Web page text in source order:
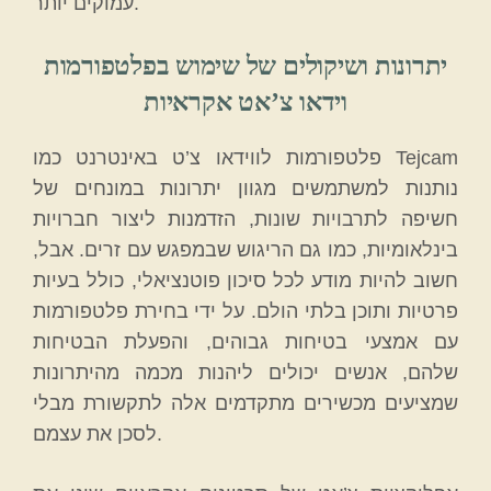
יתרונות ושיקולים של שימוש בפלטפורמות
וידאו צ’אט אקראיות
פלטפורמות לווידאו צ’ט באינטרנט כמו Tejcam
נותנות למשתמשים מגוון יתרונות במונחים של
חשיפה לתרבויות שונות, הזדמנות ליצור חברויות
בינלאומיות, כמו גם הריגוש שבמפגש עם זרים. אבל,
חשוב להיות מודע לכל סיכון פוטנציאלי, כולל בעיות
פרטיות ותוכן בלתי הולם. על ידי בחירת פלטפורמות
עם אמצעי בטיחות גבוהים, והפעלת הבטיחות
שלהם, אנשים יכולים ליהנות מכמה מהיתרונות
שמציעים מכשירים מתקדמים אלה לתקשורת מבלי
לסכן את עצמם.